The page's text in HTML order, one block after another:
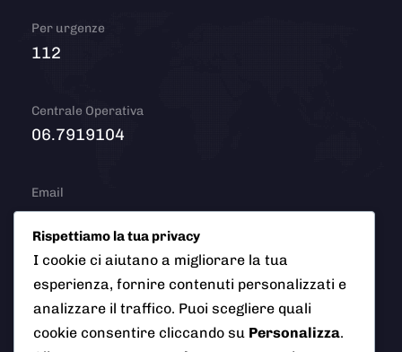
Per urgenze
112
Centrale Operativa
06.7919104
Email
info@polizialocaleciampino.it
© 2026 Polizia Locale del Comune di Ciampino (Roma). Tutti
i diritti riservati
Rispettiamo la tua privacy
I cookie ci aiutano a migliorare la tua
esperienza, fornire contenuti personalizzati e
analizzare il traffico. Puoi scegliere quali
cookie consentire cliccando su Personalizza.